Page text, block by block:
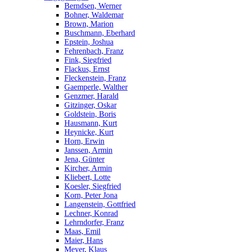
Berndsen, Werner
Bohner, Waldemar
Brown, Marion
Buschmann, Eberhard
Epstein, Joshua
Fehrenbach, Franz
Fink, Siegfried
Flackus, Ernst
Fleckenstein, Franz
Gaemperle, Walther
Genzmer, Harald
Gitzinger, Oskar
Goldstein, Boris
Hausmann, Kurt
Heynicke, Kurt
Horn, Erwin
Janssen, Armin
Jena, Günter
Kircher, Armin
Kliebert, Lotte
Koesler, Siegfried
Korn, Peter Jona
Langenstein, Gottfried
Lechner, Konrad
Lehrndorfer, Franz
Maas, Emil
Maier, Hans
Meyer, Klaus